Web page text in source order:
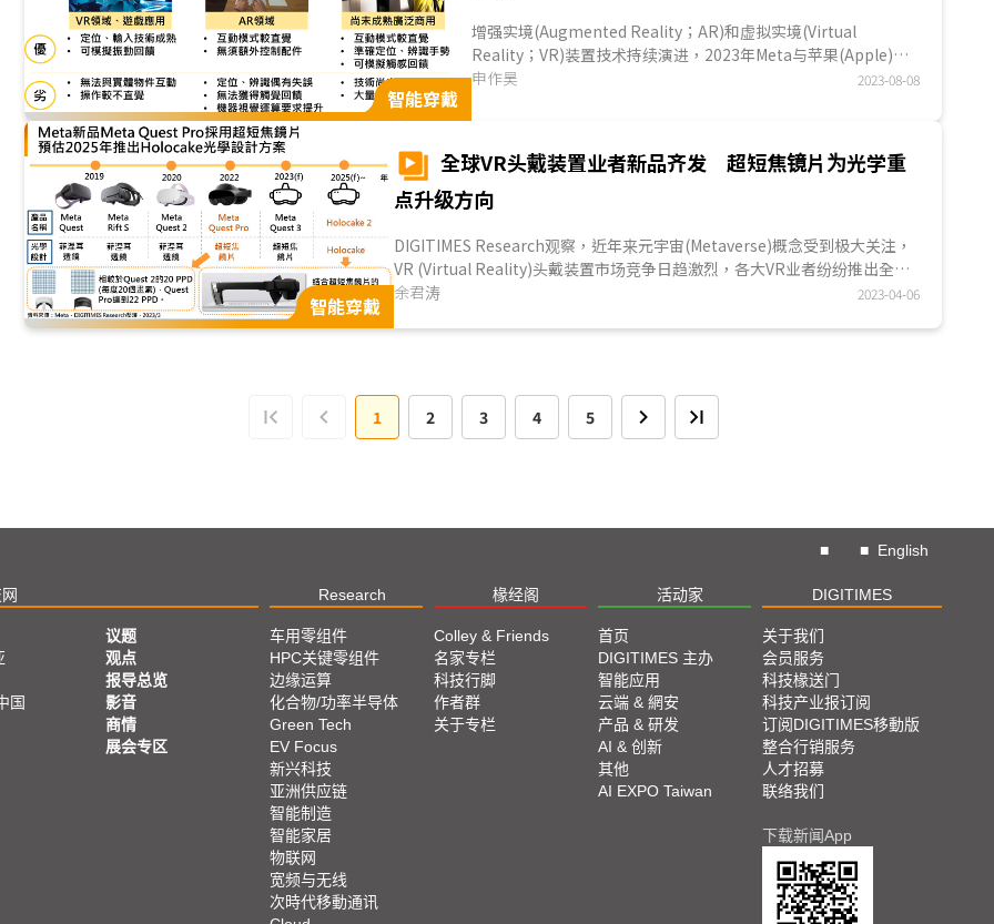
智能穿戴
增强实境(Augmented Reality；AR)和虚拟实境(Virtual
Reality；VR)装置技术持续演进，2023年Meta与苹果(Apple)分
别推出VR与AR一体机，AR情境的加入使得各大头...
申作昊 2023-08-08
智能穿戴
全球VR头戴装置业者新品齐发 超短焦镜片为光学重
点升级方向
DIGITIMES Research观察，近年来元宇宙(Metaverse)概念受到极大关注，
VR (Virtual Reality)头戴装置市场竞争日趋激烈，各大VR业者纷纷推出全新
的产品，力求在硬件...
余君涛 2023-04-06
1 2 3 4 5
■ ■ English
Research 椽经阁 活动家 DIGITIMES
国
议题
观点
报导总览
影音
商情
展会专区
车用零组件
HPC关键零组件
边缘运算
化合物/功率半导体
Green Tech
EV Focus
新兴科技
亚洲供应链
智能制造
智能家居
物联网
宽频与无线
次時代移動通讯
Colley & Friends
名家专栏
科技行脚
作者群
关于专栏
首页
DIGITIMES 主办
智能应用
云端 & 網安
产品 & 研发
AI & 创新
其他
AI EXPO Taiwan
关于我们
会员服务
科技椽送门
科技产业报订阅
订阅DIGITIMES移動版
整合行销服务
人才招募
联络我们
下载新闻App